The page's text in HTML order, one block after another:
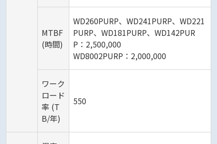
MTBF
(時間)
WD260PURP、WD241PURP、WD221
PURP、WD181PURP、WD142PUR
P：2,500,000
WD8002PURP：2,000,000
ワーク
ロード
率 (T
B/年)
550